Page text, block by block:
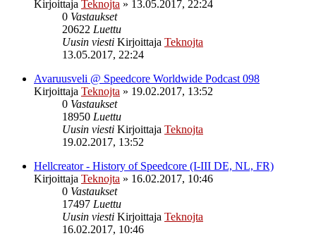
Kirjoittaja Teknojta » 13.05.2017, 22:24
0 Vastaukset
20622 Luettu
Uusin viesti Kirjoittaja Teknojta
13.05.2017, 22:24
Avaruusveli @ Speedcore Worldwide Podcast 098
Kirjoittaja Teknojta » 19.02.2017, 13:52
0 Vastaukset
18950 Luettu
Uusin viesti Kirjoittaja Teknojta
19.02.2017, 13:52
Hellcreator - History of Speedcore (I-III DE, NL, FR)
Kirjoittaja Teknojta » 16.02.2017, 10:46
0 Vastaukset
17497 Luettu
Uusin viesti Kirjoittaja Teknojta
16.02.2017, 10:46